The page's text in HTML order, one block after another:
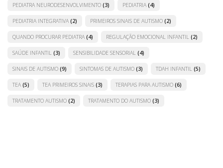
PEDIATRA NEURODESENVOLVIMENTO (3) PEDIATRIA (4)
PEDIATRIA INTEGRATIVA (2) PRIMEIROS SINAIS DE AUTISMO (2)
QUANDO PROCURAR PEDIATRA (4) REGULAÇÃO EMOCIONAL INFANTIL (2)
SAÚDE INFANTIL (3) SENSIBILIDADE SENSORIAL (4)
SINAIS DE AUTISMO (9) SINTOMAS DE AUTISMO (3) TDAH INFANTIL (5)
TEA (5) TEA PRIMEIROS SINAIS (3) TERAPIAS PARA AUTISMO (6)
TRATAMENTO AUTISMO (2) TRATAMENTO DO AUTISMO (3)